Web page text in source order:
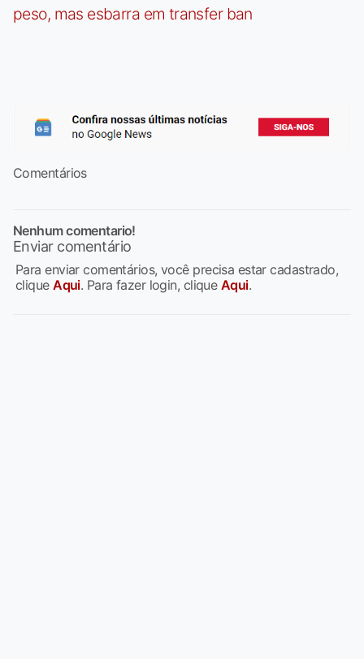
peso, mas esbarra em transfer ban
Comentários
Nenhum comentario!
Enviar comentário
Para enviar comentários, você precisa estar cadastrado,
cliqueAqui. Para fazer login, clique Aqui.